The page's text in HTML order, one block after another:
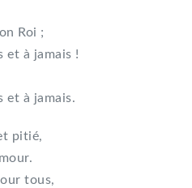
Roi ;
et à jamais !
et à jamais.
pitié,
tous,